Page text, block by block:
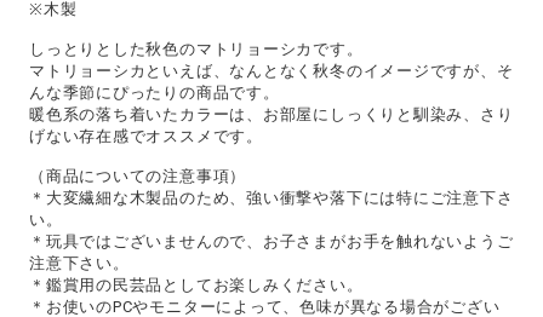
※木製
しっとりとした秋色のマトリョーシカです。
マトリョーシカといえば、なんとなく秋冬のイメージですが、そ
んな季節にぴったりの商品です。
暖色系の落ち着いたカラーは、お部屋にしっくりと馴染み、さり
げない存在感でオススメです。
（商品についての注意事項）
＊大変繊細な木製品のため、強い衝撃や落下には特にご注意下さ
い。
＊玩具ではございませんので、お子さまがお手を触れないようご
注意下さい。
＊鑑賞用の民芸品としてお楽しみください。
＊お使いのPCやモニターによって、色味が異なる場合がござい